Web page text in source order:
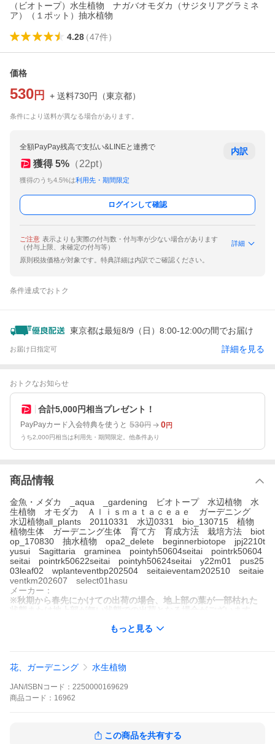
（ビオトープ）水生植物 ナガバオモダカ（サジタリアグラミネ
ア）（１ポット）抽水植物
4.28（47件）
価格
530 円 + 送料730円 （東京都）
条件により送料が異なる場合があります。
全額PayPay残高で支払い&LINEと連携で
獲得 5% （22pt）
獲得のうち4.5%は利用先・期間限定
内訳
ログインして確認
ご注意 表示よりも実際の付与数・付与率が少ない場合があります
（付与上限、未確定の付与等）
詳細
原則税抜価格が対象です。特典詳細は内訳でご確認ください。
条件達成でおトク
東京都は最短8/9（日）8:00-12:00の間でお届け
お届け日指定可 詳細を見る
おトクなお知らせ
合計5,000円相当プレゼント！
PayPayカード入会特典を使うと 530円 0円
うち2,000円相当は利用先・期間限定。他条件あり
商品情報
金魚・メダカ _aqua _gardening ビオトープ 水辺植物 水
生植物 オモダカ Ａｌｉｓｍａｔａｃｅａｅ ガーデニング
水辺植物all_plants 20110331 水辺0331 bio_130715 植物
植物生体 ガーデニング生体 育て方 育成方法 栽培方法 biot
op_170830 抽水植物 opa2_delete beginnerbiotope jpj2210t
yusui Sagittaria graminea pointyh50604seitai pointrk50604
seitai pointrk50622seitai pointyh50624seitai y22m01 pus25
03leaf02 wplanteventbp202504 seitaieventam202510 seitaie
ventkm202607 select01hasu
メーカー：
※秋期から春先にかけての出荷の場合、地上部の葉が一部枯れた
発送サ ビニールポット３号（９ｃｍ）
どんな
種類？
北米原産のオモダカ科の植物。
沈水〜腰水管理で栽培可。やや日当たりを好みます。
花茎を草体よりやや高く上げ、白い３弁で中心部が緑がか
った涼しげな小さな花を多数つけます。
もっと見る
花、ガーデニング 水生植物
JAN/ISBNコード： 2250000169629
商品 コード： 16962
この商品を共有する